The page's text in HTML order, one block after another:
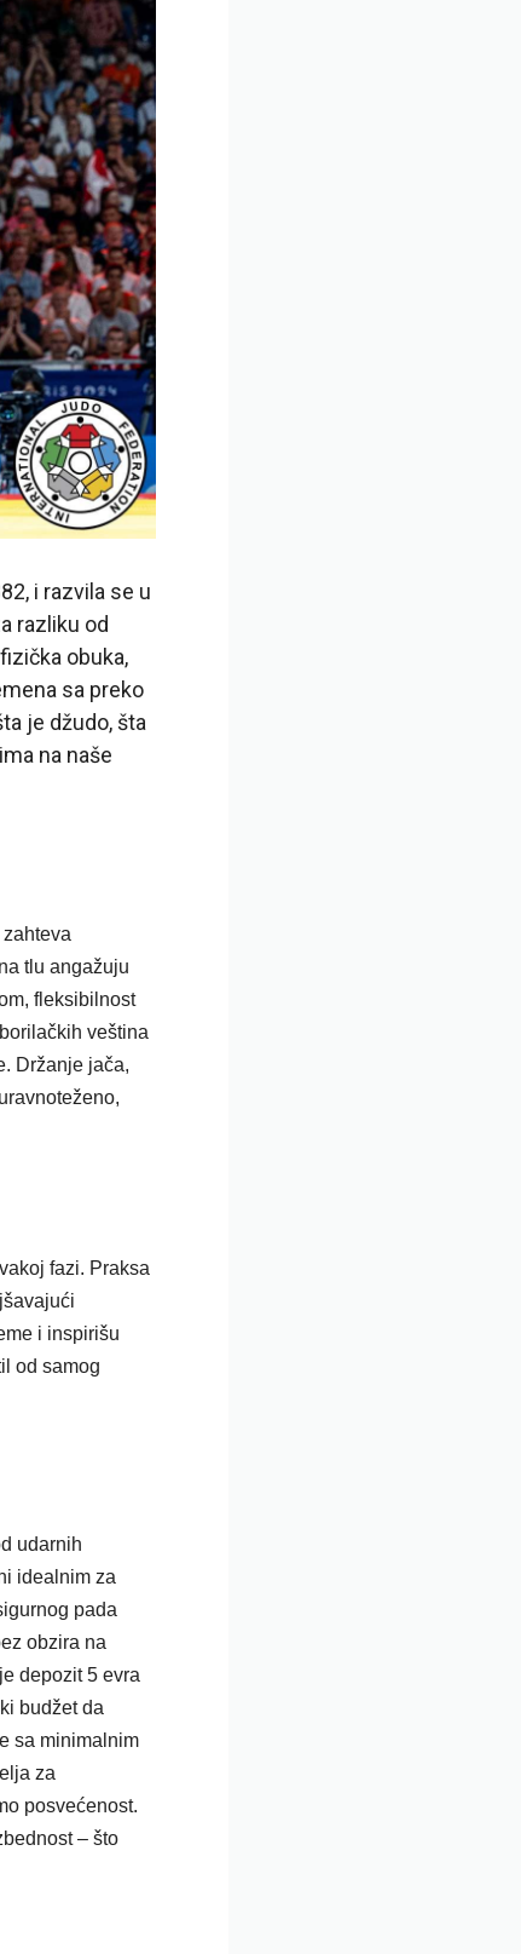
i razvila se u
razliku od
obuka,
sa preko
je džudo, šta
na naše
tlu angažuju
fleksibilnost
veština
Držanje jača,
fazi. Praksa
i inspirišu
od samog
udarnih
idealnim za
pada
obzira na
depozit 5 evra
budžet da
sa minimalnim
za
posvećenost.
– što